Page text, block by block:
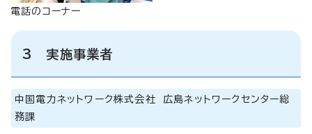
電話のコーナー
3 実施事業者
中国電力ネットワーク株式会社 広島ネットワークセンター総
務課